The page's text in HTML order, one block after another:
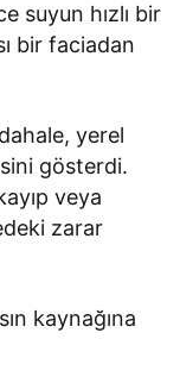
suyun hızlı bir
bir faciadan
yerel
gösterdi.
veya
zarar
kaynağına